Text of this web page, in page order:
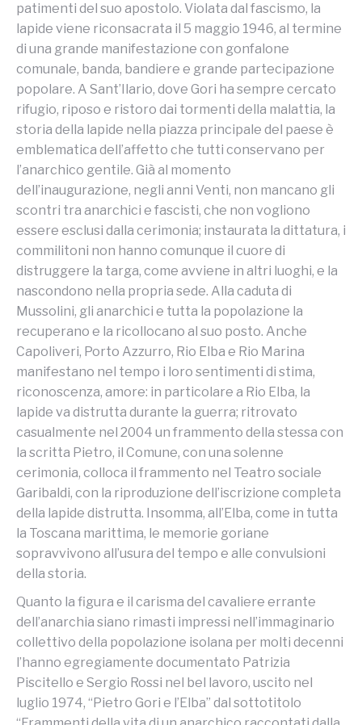
patimenti del suo apostolo. Violata dal fascismo, la
lapide viene riconsacrata il 5 maggio 1946, al termine
di una grande manifestazione con gonfalone
comunale, banda, bandiere e grande partecipazione
popolare. A Sant’Ilario, dove Gori ha sempre cercato
rifugio, riposo e ristoro dai tormenti della malattia, la
storia della lapide nella piazza principale del paese è
emblematica dell’affetto che tutti conservano per
l’anarchico gentile. Già al momento
dell’inaugurazione, negli anni Venti, non mancano gli
scontri tra anarchici e fascisti, che non vogliono
essere esclusi dalla cerimonia; instaurata la dittatura, i
commilitoni non hanno comunque il cuore di
distruggere la targa, come avviene in altri luoghi, e la
nascondono nella propria sede. Alla caduta di
Mussolini, gli anarchici e tutta la popolazione la
recuperano e la ricollocano al suo posto. Anche
Capoliveri, Porto Azzurro, Rio Elba e Rio Marina
manifestano nel tempo i loro sentimenti di stima,
riconoscenza, amore: in particolare a Rio Elba, la
lapide va distrutta durante la guerra; ritrovato
casualmente nel 2004 un frammento della stessa con
la scritta Pietro, il Comune, con una solenne
cerimonia, colloca il frammento nel Teatro sociale
Garibaldi, con la riproduzione dell’iscrizione completa
della lapide distrutta. Insomma, all’Elba, come in tutta
la Toscana marittima, le memorie goriane
sopravvivono all’usura del tempo e alle convulsioni
della storia.
Quanto la figura e il carisma del cavaliere errante
dell’anarchia siano rimasti impressi nell’immaginario
collettivo della popolazione isolana per molti decenni
l’hanno egregiamente documentato Patrizia
Piscitello e Sergio Rossi nel bel lavoro, uscito nel
luglio 1974, “Pietro Gori e l’Elba” dal sottotitolo